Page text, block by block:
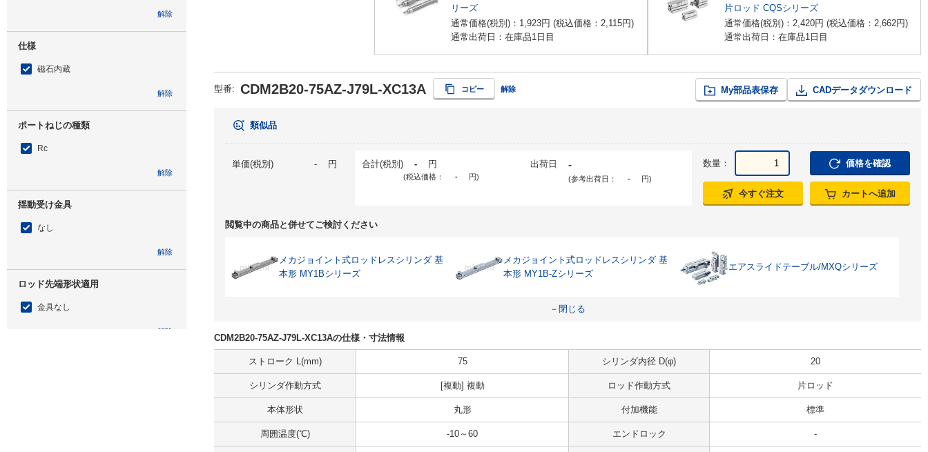
解除
仕様
磁石内蔵
解除
ポートねじの種類
Rc
解除
揺動受け金具
なし
解除
ロッド先端形状適用
金具なし
解除
リーズ
通常価格(税別)： 1,923円 (税込価格： 2,115円)
通常出荷日：在庫品1日目
片ロッド CQSシリーズ
通常価格(税別)： 2,420円 (税込価格： 2,662円)
通常出荷日：在庫品1日目
型番: CDM2B20-75AZ-J79L-XC13A コピー 解除 My部品表保存 CADデータダウンロード
類似品
単価(税別) - 円 合計(税別) - 円
(税込価格： - 円)
出荷日 -
(参考出荷日： - 円)
数量： 価格を確認
今すぐ注文 カートへ追加
閲覧中の商品と併せてご検討ください
メカジョイント式ロッドレスシリンダ 基
本形 MY1Bシリーズ
メカジョイント式ロッドレスシリンダ 基
本形 MY1B-Zシリーズ
エアスライドテーブル/MXQシリーズ
－閉じる
CDM2B20-75AZ-J79L-XC13Aの仕様・寸法情報
ストローク L(mm) 75 シリンダ内径 D(φ) 20
シリンダ作動方式 [複動] 複動 ロッド作動方式 片ロッド
本体形状 丸形 付加機能 標準
周囲温度(℃) -10～60 エンドロック -